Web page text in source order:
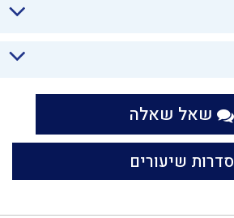
שאל שאלה
סדרות שיעורים